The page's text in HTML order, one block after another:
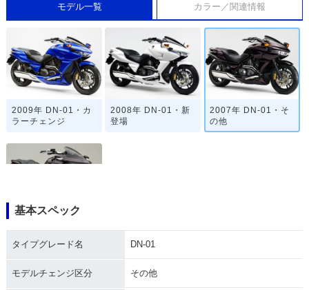
モデル一覧 カラー／関連情報
2009年 DN-01・カ
ラーチェンジ
2008年 DN-01・新
登場
2007年 DN-01・そ
の他
基本スペック
タイプグレード名 DN-01
モデルチェンジ区分 その他